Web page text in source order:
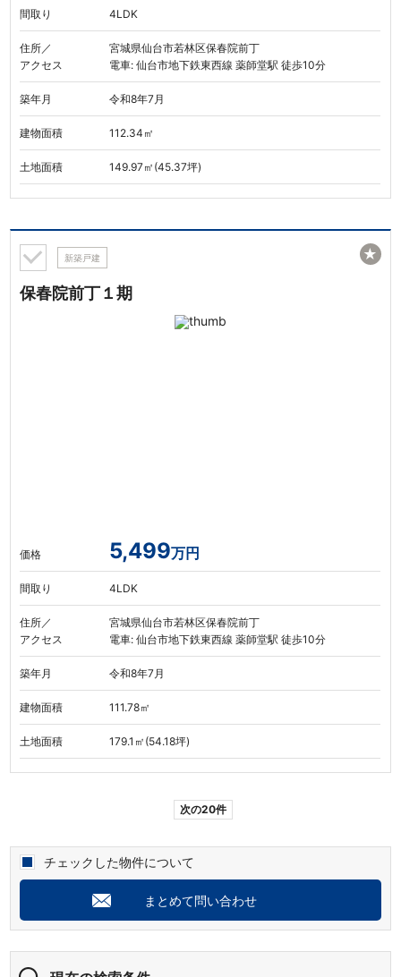
間取り 4LDK
住所／
アクセス
宮城県仙台市若林区保春院前丁
電車: 仙台市地下鉄東西線 薬師堂駅 徒歩10分
築年月 令和8年7月
建物面積 112.34㎡
土地面積 149.97㎡(45.37坪)
新築戸建
保春院前丁１期
価格 5,499万円
間取り 4LDK
住所／
アクセス
宮城県仙台市若林区保春院前丁
電車: 仙台市地下鉄東西線 薬師堂駅 徒歩10分
築年月 令和8年7月
建物面積 111.78㎡
土地面積 179.1㎡(54.18坪)
★
次の20件
チェックした物件について
まとめて問い合わせ